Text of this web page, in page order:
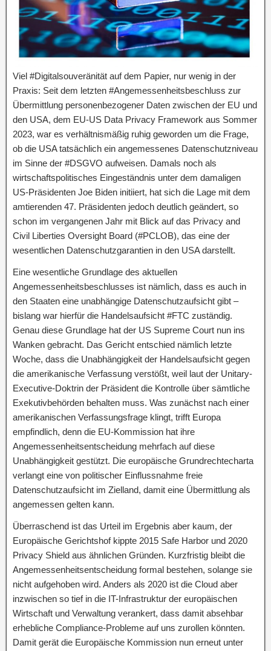
Viel #Digitalsouveränität auf dem Papier, nur wenig in der
Praxis: Seit dem letzten #Angemessenheitsbeschluss zur
Übermittlung personenbezogener Daten zwischen der EU und
den USA, dem EU-US Data Privacy Framework aus Sommer
2023, war es verhältnismäßig ruhig geworden um die Frage,
ob die USA tatsächlich ein angemessenes Datenschutzniveau
im Sinne der #DSGVO aufweisen. Damals noch als
wirtschaftspolitisches Eingeständnis unter dem damaligen
US-Präsidenten Joe Biden initiiert, hat sich die Lage mit dem
amtierenden 47. Präsidenten jedoch deutlich geändert, so
schon im vergangenen Jahr mit Blick auf das Privacy and
Civil Liberties Oversight Board (#PCLOB), das eine der
wesentlichen Datenschutzgarantien in den USA darstellt.
Eine wesentliche Grundlage des aktuellen
Angemessenheitsbeschlusses ist nämlich, dass es auch in
den Staaten eine unabhängige Datenschutzaufsicht gibt –
bislang war hierfür die Handelsaufsicht #FTC zuständig.
Genau diese Grundlage hat der US Supreme Court nun ins
Wanken gebracht. Das Gericht entschied nämlich letzte
Woche, dass die Unabhängigkeit der Handelsaufsicht gegen
die amerikanische Verfassung verstößt, weil laut der Unitary-
Executive-Doktrin der Präsident die Kontrolle über sämtliche
Exekutivbehörden behalten muss. Was zunächst nach einer
amerikanischen Verfassungsfrage klingt, trifft Europa
empfindlich, denn die EU-Kommission hat ihre
Angemessenheitsentscheidung mehrfach auf diese
Unabhängigkeit gestützt. Die europäische Grundrechtecharta
verlangt eine von politischer Einflussnahme freie
Datenschutzaufsicht im Zielland, damit eine Übermittlung als
angemessen gelten kann.
Überraschend ist das Urteil im Ergebnis aber kaum, der
Europäische Gerichtshof kippte 2015 Safe Harbor und 2020
Privacy Shield aus ähnlichen Gründen. Kurzfristig bleibt die
Angemessenheitsentscheidung formal bestehen, solange sie
nicht aufgehoben wird. Anders als 2020 ist die Cloud aber
inzwischen so tief in die IT-Infrastruktur der europäischen
Wirtschaft und Verwaltung verankert, dass damit absehbar
erhebliche Compliance-Probleme auf uns zurollen könnten.
Damit gerät die Europäische Kommission nun erneut unter